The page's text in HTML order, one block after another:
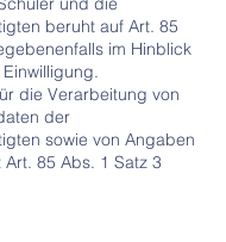
beruht auf Art. 85
im Hinblick
die Verarbeitung von
der
sowie von Angaben
85 Abs. 1 Satz 3